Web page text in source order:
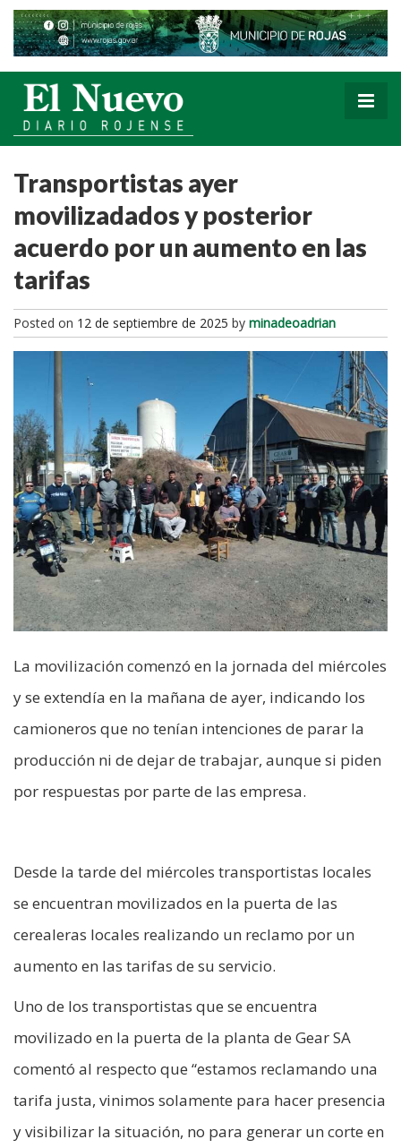
Transportistas ayer
movilizadados y posterior
acuerdo por un aumento en las
tarifas
Posted on 12 de septiembre de 2025 by minadeoadrian
La movilización comenzó en la jornada del miércoles
y se extendía en la mañana de ayer, indicando los
camioneros que no tenían intenciones de parar la
producción ni de dejar de trabajar, aunque si piden
por respuestas por parte de las empresa.
Desde la tarde del miércoles transportistas locales
se encuentran movilizados en la puerta de las
cerealeras locales realizando un reclamo por un
aumento en las tarifas de su servicio.
Uno de los transportistas que se encuentra
movilizado en la puerta de la planta de Gear SA
comentó al respecto que “estamos reclamando una
tarifa justa, vinimos solamente para hacer presencia
y visibilizar la situación, no para generar un corte en